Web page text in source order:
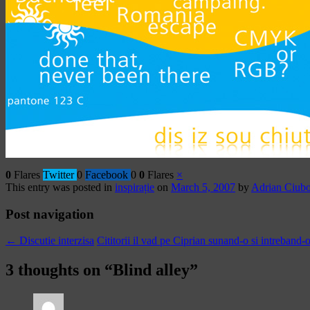
0 Flares Twitter 0 Facebook 0 0 Flares ×
This entry was posted in inspirație on March 5, 2007 by Adrian
Post navigation
← Discutie interzisa Cititorii il vad pe Ciprian sunand-o si intreband-
3 thoughts on “Blind alley”